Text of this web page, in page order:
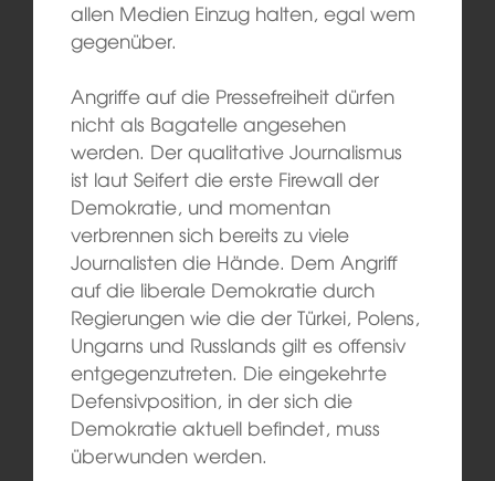
allen Medien Einzug halten, egal wem
gegenüber.
Angriffe auf die Pressefreiheit dürfen
nicht als Bagatelle angesehen
werden. Der qualitative Journalismus
ist laut Seifert die erste Firewall der
Demokratie, und momentan
verbrennen sich bereits zu viele
Journalisten die Hände. Dem Angriff
auf die liberale Demokratie durch
Regierungen wie die der Türkei, Polens,
Ungarns und Russlands gilt es offensiv
entgegenzutreten. Die eingekehrte
Defensivposition, in der sich die
Demokratie aktuell befindet, muss
überwunden werden.